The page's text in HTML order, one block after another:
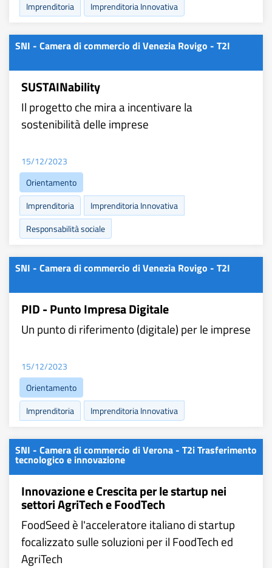
Imprenditoria Imprenditoria Innovativa
SNI - Camera di commercio di Venezia Rovigo - T2I
SUSTAINability
Il progetto che mira a incentivare la
sostenibilità delle imprese
15/12/2023
Orientamento
Imprenditoria
Imprenditoria Innovativa
Responsabilità sociale
SNI - Camera di commercio di Venezia Rovigo - T2I
PID - Punto Impresa Digitale
Un punto di riferimento (digitale) per le imprese
15/12/2023
Orientamento
Imprenditoria
Imprenditoria Innovativa
SNI - Camera di commercio di Verona - T2i Trasferimento
tecnologico e innovazione
Innovazione e Crescita per le startup nei
settori AgriTech e FoodTech
FoodSeed è l'acceleratore italiano di startup
focalizzato sulle soluzioni per il FoodTech ed
AgriTech